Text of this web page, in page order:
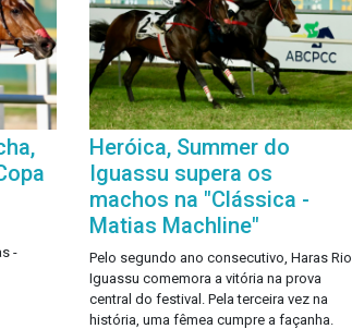
-
Heróica, Summer do
Iguassu supera os
machos na "Clássica -
Matias Machline"
Pelo segundo ano consecutivo, Haras Rio
Iguassu comemora a vitória na prova
central do festival. Pela terceira vez na
história, uma fêmea cumpre a façanha.